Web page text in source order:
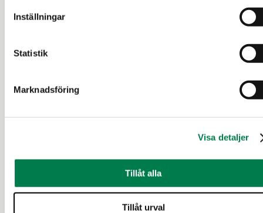
Inställningar
Statistik
Marknadsföring
Visa detaljer
Tillåt alla
Tillåt urval
SKOGSFASTIGHET (OUTBRUTET OMRÅDE)
Värkkikangas 563-403-6-41
23 000 € ca 7,84 ha